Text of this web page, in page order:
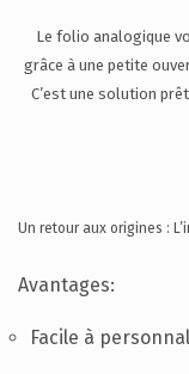
CONTACTEZ-NOUS
FR
Le folio analogique
grâce à une petite
C’est une solution
Un retour aux origines :
Avantages:
Facile à